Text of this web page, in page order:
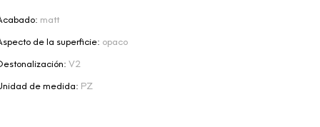
matt
de la superficie: opaco
V2
de medida: PZ